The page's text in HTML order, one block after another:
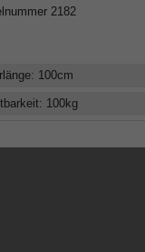
2182
: 100cm
: 100kg